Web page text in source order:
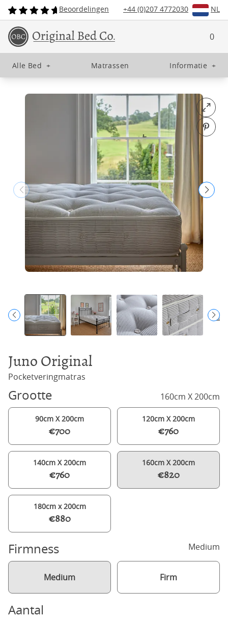
Beoordelingen +44 (0)207 4772030 NL
0
Alle Bed + Matrassen Informatie +
Open
Pin
Juno Original
Pocketveringmatras
Grootte 160cm X 200cm
90cm X 200cm
€700
120cm X 200cm
€760
140cm X 200cm
€760
160cm X 200cm
€820
180cm x 200cm
€880
Firmness Medium
Medium Firm
Aantal